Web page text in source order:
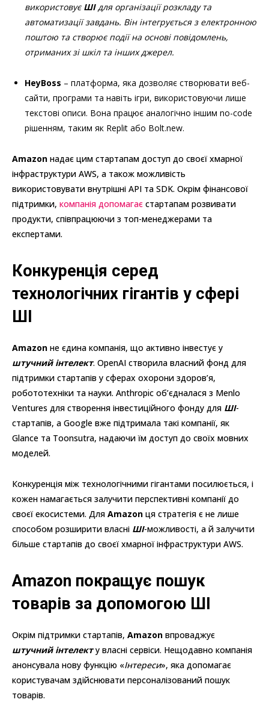
використовує ШІдля організації розкладу та
автоматизації завдань. Він інтегрується з електронною
поштою та створює події на основі повідомлень,
отриманих зі шкіл та інших джерел.
HeyBoss – платформа, яка дозволяє створювати веб-
сайти, програми та навіть ігри, використовуючи лише
текстові описи. Вона працює аналогічно іншим no-code
рішенням, таким як Replit або Bolt.new.
Amazon надає цим стартапам доступ до своєї хмарної
інфраструктури AWS, а також можливість
використовувати внутрішні API та SDK. Окрім фінансової
підтримки, компанія допомагає стартапам розвивати
продукти, співпрацюючи з топ-менеджерами та
експертами.
Конкуренція серед
технологічних гігантів у сфері
ШІ
Amazon не єдина компанія, що активно інвестує у
штучний інтелект. OpenAI створила власний фонд для
підтримки стартапів у сферах охорони здоров’я,
робототехніки та науки. Anthropic об’єдналася з Menlo
Ventures для створення інвестиційного фонду для ШІ-
стартапів, а Google вже підтримала такі компанії, як
Glance та Toonsutra, надаючи їм доступ до своїх мовних
моделей.
Конкуренція між технологічними гігантами посилюється, і
кожен намагається залучити перспективні компанії до
своєї екосистеми. Для Amazon ця стратегія є не лише
способом розширити власні ШІ-можливості, а й залучити
більше стартапів до своєї хмарної інфраструктури AWS.
Amazon покращує пошук
товарів за допомогою ШІ
Окрім підтримки стартапів, Amazon впроваджує
штучний інтелекту власні сервіси. Нещодавно компанія
анонсувала нову функцію «Інтереси», яка допомагає
користувачам здійснювати персоналізований пошук
товарів.